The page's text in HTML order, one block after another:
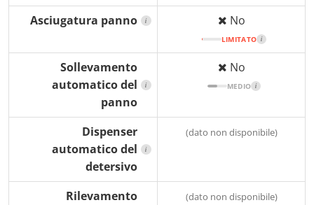
Asciugatura panno i No
LIMITATO i
Sollevamento
automatico del
panno
i
No
MEDIO i
Dispenser
automatico del
detersivo
i
(dato non disponibile)
Rilevamento
(dato non disponibile)